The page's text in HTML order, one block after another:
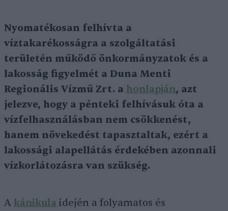
Nyomatékosan felhívta a
víztakarékosságra a szolgáltatási
területén működő önkormányzatok és a
lakosság figyelmét a Duna Menti
Regionális Vízmű Zrt. a honlapján, azt
jelezve, hogy a pénteki felhívásuk óta a
vízfelhasználásban nem csökkenést,
hanem növekedést tapasztaltak, ezért a
lakossági alapellátás érdekében azonnali
vízkorlátozásra van szükség.
A kánikula idején a folyamatos és